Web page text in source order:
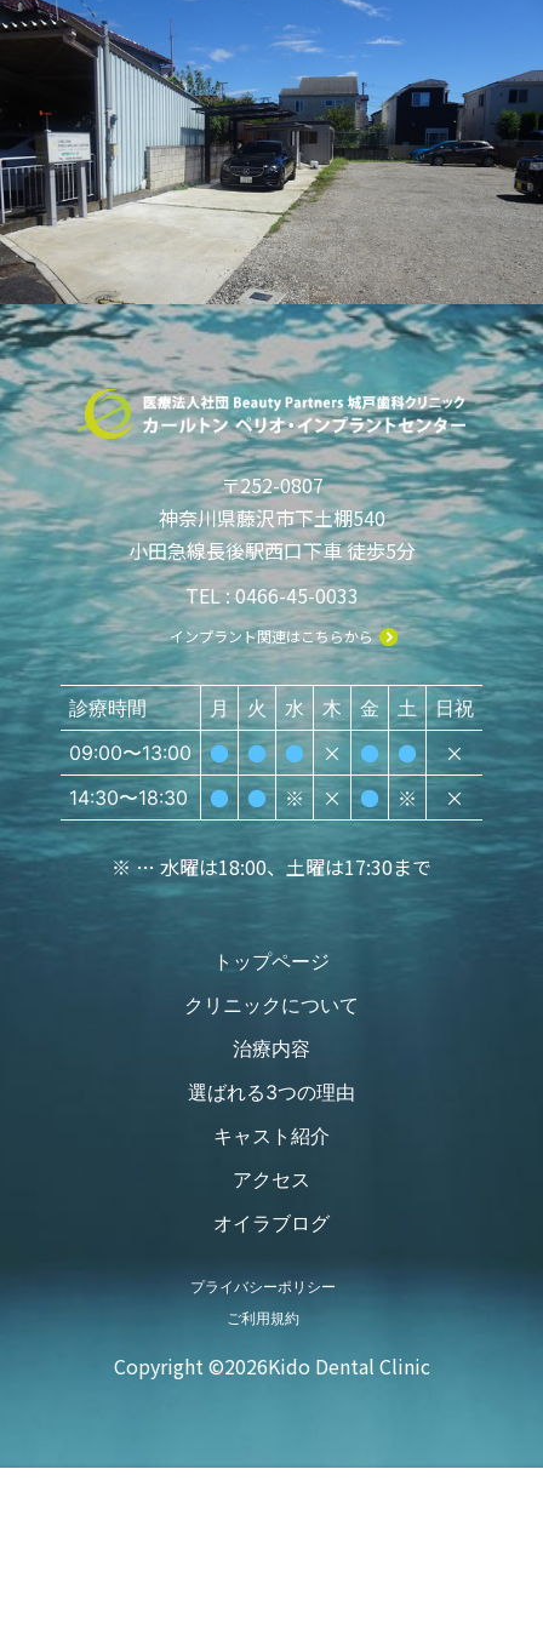
〒252-0807
神奈川県藤沢市下土棚540
小田急線長後駅西口下車 徒歩5分
TEL : 0466-45-0033
インプラント関連はこちらから
診療時間 月 火 水 木 金 土
日祝
09:00〜13:00
● ● ● × ● ● ×
14:30〜18:30 ● ● ※ × ● ※ ×
※ … 水曜は18:00、土曜は17:30まで
トップページ
クリニックについて
治療内容
選ばれる3つの理由
キャスト紹介
アクセス
オイラブログ
プライバシーポリシー
ご利用規約
Copyright ©2026Kido Dental Clinic